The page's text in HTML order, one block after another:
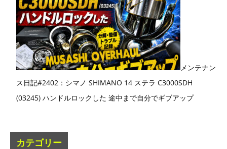
メンテナン
ス日記#2402：シマノ SHIMANO 14 ステラ C3000SDH
(03245) ハンドルロックした 途中まで自分でギブアップ
カテゴリー